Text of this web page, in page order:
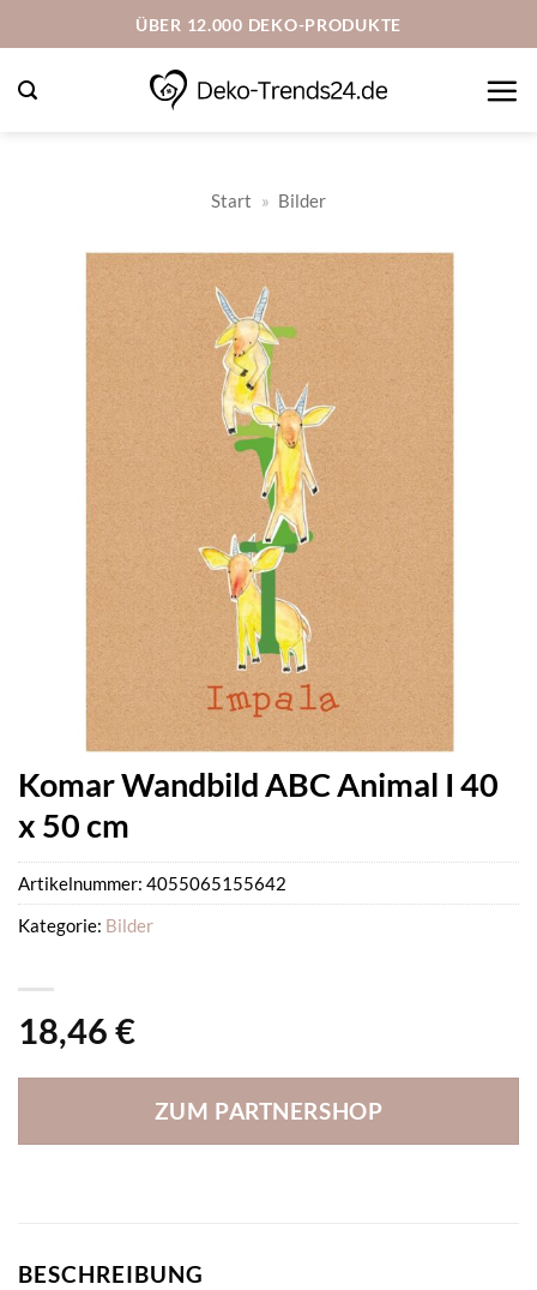
Inhalt
springen
ÜBER 12.000 DEKO-PRODUKTE
Start » Bilder
Komar Wandbild ABC Animal I 40
x 50 cm
18,46 €
ZUM PARTNERSHOP
Artikelnummer: 4055065155642
Kategorie: Bilder
BESCHREIBUNG